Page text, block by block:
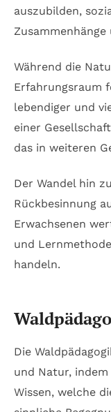
auszubilden,
Während die
Erfahrungsraum
lebendiger und
einer
das in weiteren
Der Wandel hin
Rückbesinnung
Erwachsenen
und
handeln.
Die
und Natur,
Wissen, welche